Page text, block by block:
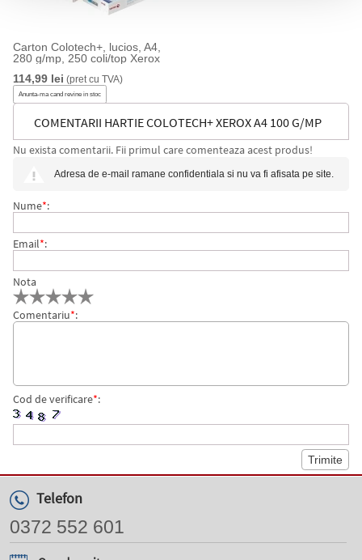
Carton Colotech+, lucios, A4,
280 g/mp, 250 coli/top Xerox
114,99 lei (pret cu TVA)
Anunta-ma cand revine in stoc
COMENTARII HARTIE COLOTECH+ XEROX A4 100 G/MP
Nu exista comentarii. Fii primul care comenteaza acest produs!
Adresa de e-mail ramane confidentiala si nu va fi afisata pe site.
Nume*:
Email*:
Nota
Comentariu*:
Cod de verificare*:
Telefon
0372 552 601